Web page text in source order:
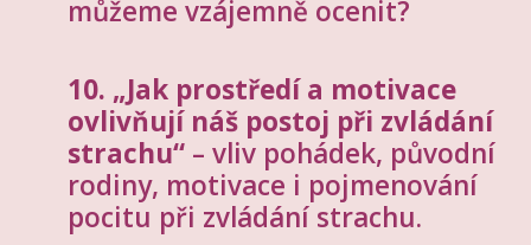
můžeme vzájemně ocenit?
10. „Jak prostředí a motivace
ovlivňují náš postoj při zvládání
strachu“ – vliv pohádek, původní
rodiny, motivace i pojmenování
pocitu při zvládání strachu.